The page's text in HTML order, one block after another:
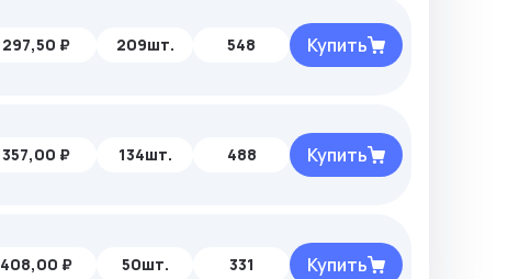
297,50 ₽ 209шт. 548 Купить
357,00 ₽ 134шт. 488 Купить
408,00 ₽ 50шт. 331 Купить